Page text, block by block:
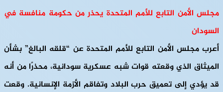
مجلس الأمن التابع للأمم المتحدة يحذر من حكومة منافسة في
السودان
أعرب مجلس الأمن التابع للأمم المتحدة عن “قلقه البالغ” بشأن
الميثاق الذي وقعته قوات شبه عسكرية سودانية، محذرًا من أنه
قد يؤدي إلى تعميق حرب البلاد وتفاقم الأزمة الإنسانية. وقعت